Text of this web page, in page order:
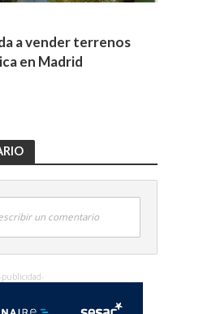
a vender terrenos
en Madrid
un comentario